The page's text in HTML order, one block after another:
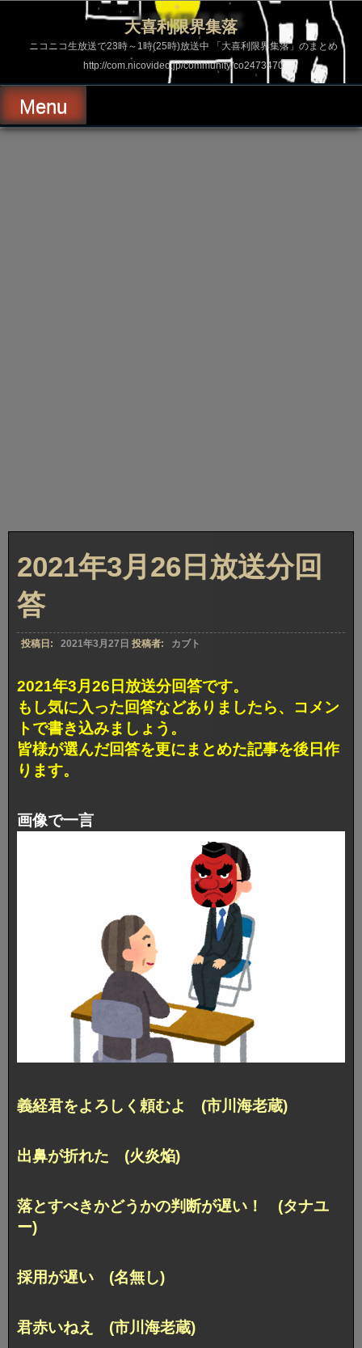
ス
ッ
プ
大喜利限界集落
ニコニコ生放送で23時～1時(25時)放送中 「大喜利限界集落」のまとめ
http://com.nicovideo.jp/community/co2473470
Menu
2021年3月26日放送分回
答
投稿日: 2021年3月27日 投稿者: カブト
2021年3月26日放送分回答です。
もし気に入った回答などありましたら、コメン
トで書き込みましょう。
皆様が選んだ回答を更にまとめた記事を後日作
ります。
画像で一言
義経君をよろしく頼むよ (市川海老蔵)
出鼻が折れた (火炎焔)
落とすべきかどうかの判断が遅い！ (タナユ
ー)
採用が遅い (名無し)
君赤いねえ (市川海老蔵)